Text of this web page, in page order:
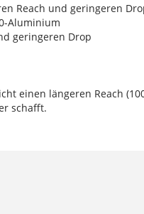
Reach und geringeren
Aluminium
geringeren Drop
einen längeren Reach
schafft.